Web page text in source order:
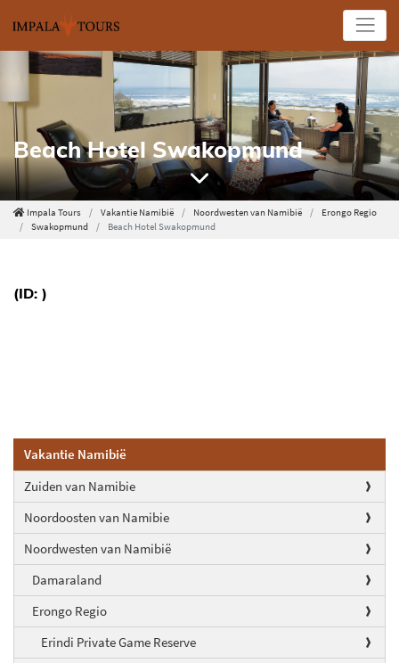
Beach Hotel Swakopmund
Impala Tours Vakantie Namibië Noordwesten van Namibië
Erongo Regio
Swakopmund
Beach Hotel Swakopmund
Vakantie Namibië
Zuiden van Namibie
Noordoosten van Namibie
Noordwesten van Namibië
Damaraland
Erongo Regio
Erindi Private Game Reserve
(ID: )